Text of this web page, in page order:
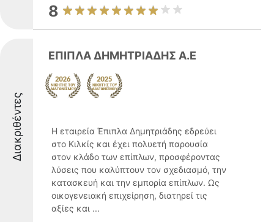
8
Διακριθέντες
ΕΠΙΠΛΑ ΔΗΜΗΤΡΙΑΔΗΣ Α.Ε
Η εταιρεία Έπιπλα Δημητριάδης εδρεύει
στο Κιλκίς και έχει πολυετή παρουσία
στον κλάδο των επίπλων, προσφέροντας
λύσεις που καλύπτουν τον σχεδιασμό, την
κατασκευή και την εμπορία επίπλων. Ως
οικογενειακή επιχείρηση, διατηρεί τις
αξίες και ...